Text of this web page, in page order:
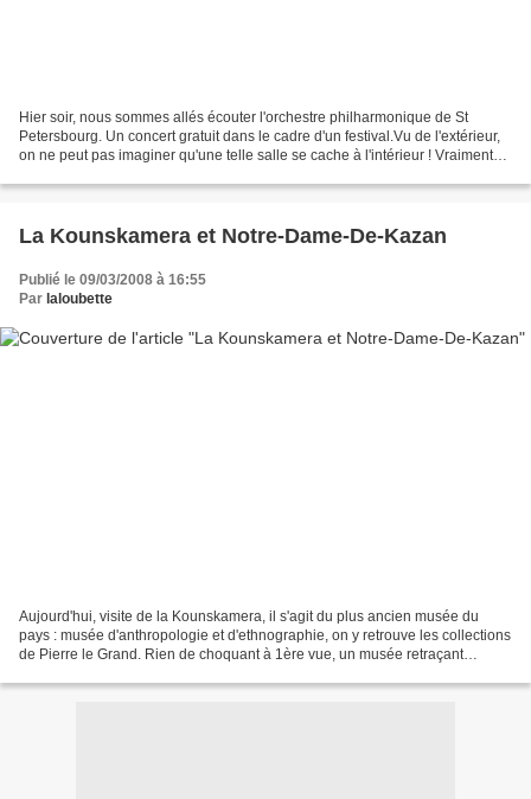
Hier soir, nous sommes allés écouter l'orchestre philharmonique de St
Petersbourg. Un concert gratuit dans le cadre d'un festival.Vu de l'extérieur,
on ne peut pas imaginer qu'une telle salle se cache à l'intérieur ! Vraiment
La Kounskamera et Notre-Dame-De-Kazan
Publié le 09/03/2008 à 16:55
Par laloubette
Aujourd'hui, visite de la Kounskamera, il s'agit du plus ancien musée du
pays : musée d'anthropologie et d'ethnographie, on y retrouve les collections
de Pierre le Grand. Rien de choquant à 1ère vue, un musée retraçant